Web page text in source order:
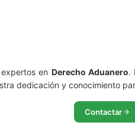
en Derecho Aduanero.
dedicación y conocimiento
Contactar